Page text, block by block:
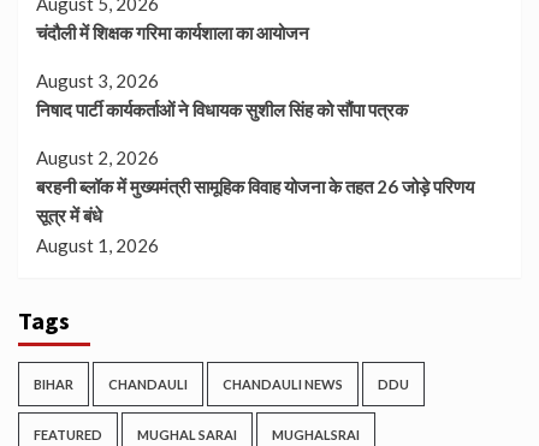
चंदौली में शिक्षक गरिमा कार्यशाला का आयोजन
August 3, 2026
निषाद पार्टी कार्यकर्ताओं ने विधायक सुशील सिंह को सौंपा पत्रक
August 2, 2026
बरहनी ब्लॉक में मुख्यमंत्री सामूहिक विवाह योजना के तहत 26 जोड़े परिणय
सूत्र में बंधे
August 1, 2026
Tags
BIHAR CHANDAULI CHANDAULI NEWS DDU
FEATURED MUGHAL SARAI MUGHALSRAI